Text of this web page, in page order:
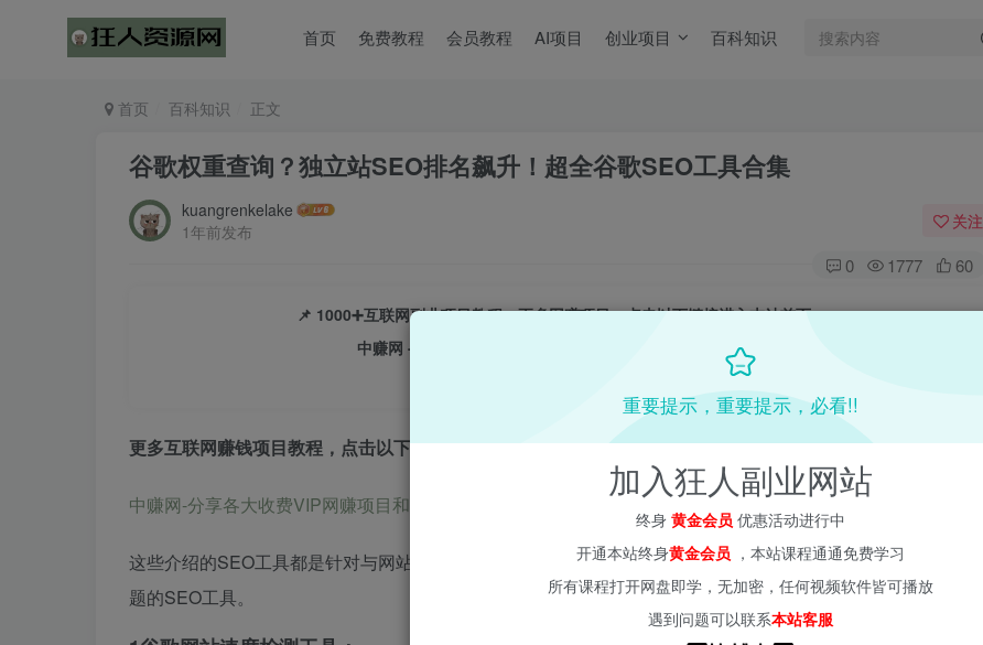
首页 免费教程 会员教程 AI项目 创业项目 百科知识
首页 百科知识 正文
谷歌权重查询？独立站SEO排名飙升！超全谷歌SEO工具合集
kuangrenkelake
1年前发布
关注
0 1777 60
📌 1000➕互联网副业项目教程，更多网赚项目，点击以下链接进入本站首页：
中赚网 - 分享各大收费VIP网赚项目和创业教程 - 狂人资源网
更多互联网赚钱项目教程，点击以下链接进入本站首页：
中赚网-分享各大收费VIP网赚项目和创业教程-狂人资源网 (kr-ai-tool.com)
这些介绍的SEO工具都是针对与网站效果提升的，有检测网站速度的，也有寻找网站话题的，还有发掘最新话
题的SEO工具。
重要提示，重要提示，必看!!
加入狂人副业网站
终身 黄金会员 优惠活动进行中
开通本站终身黄金会员 ，本站课程通通免费学习
所有课程打开网盘即学，无加密，任何视频软件皆可播放
遇到问题可以联系本站客服